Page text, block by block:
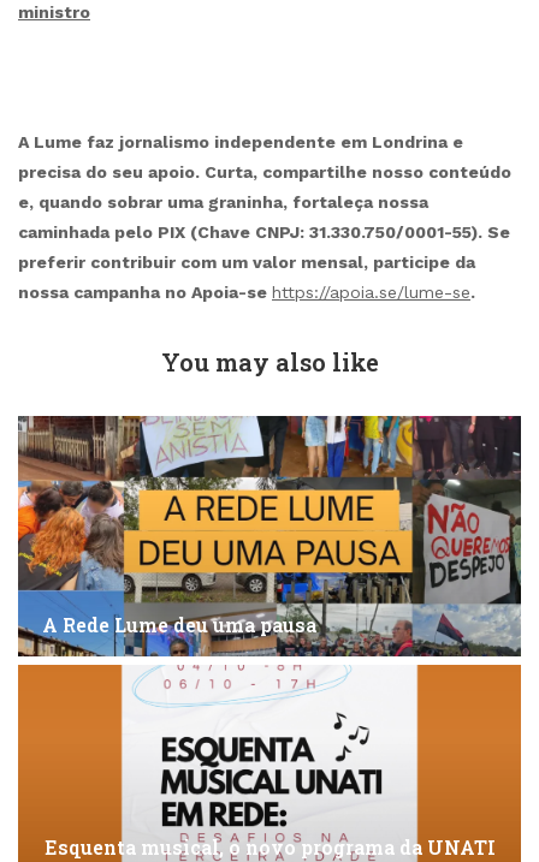
ministro
A Lume faz jornalismo independente em Londrina e
precisa do seu apoio. Curta, compartilhe nosso conteúdo
e, quando sobrar uma graninha, fortaleça nossa
caminhada pelo PIX (Chave CNPJ: 31.330.750/0001-55). Se
preferir contribuir com um valor mensal, participe da
nossa campanha no Apoia-se https://apoia.se/lume-se.
You may also like
A Rede Lume deu uma pausa
Esquenta musical, o novo programa da UNATI